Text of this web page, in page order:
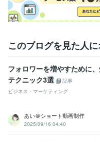
このブログを見た人
フォロワーを増やすために
テクニック3選
記事
ビジネス・マーケティング
あい＠ショート動画制作
2025/09/16 04:40